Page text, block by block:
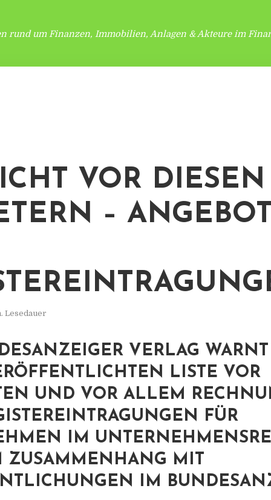
rund um Finanzen, Immobilien, Anlagen & Akteure im
VOR DIESEN
–
Lesedauer
VERLAG
LISTE VOR
UND VOR ALLEM
FÜR
IM
ZUSAMMENHANG MIT
IM